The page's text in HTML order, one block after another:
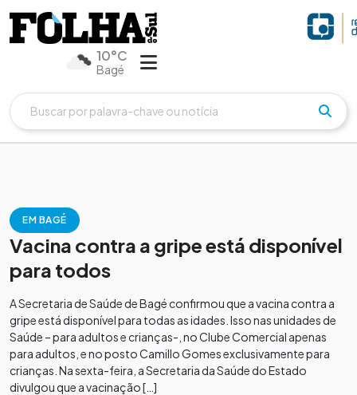
10°C
Bagé
EM BAGÉ
Vacina contra a gripe está disponível
para todos
A Secretaria de Saúde de Bagé confirmou que a vacina contra a
gripe está disponível para todas as idades. Isso nas unidades de
Saúde – para adultos e crianças-, no Clube Comercial apenas
para adultos, e no posto Camillo Gomes exclusivamente para
crianças. Na sexta-feira, a Secretaria da Saúde do Estado
divulgou que a vacinação […]